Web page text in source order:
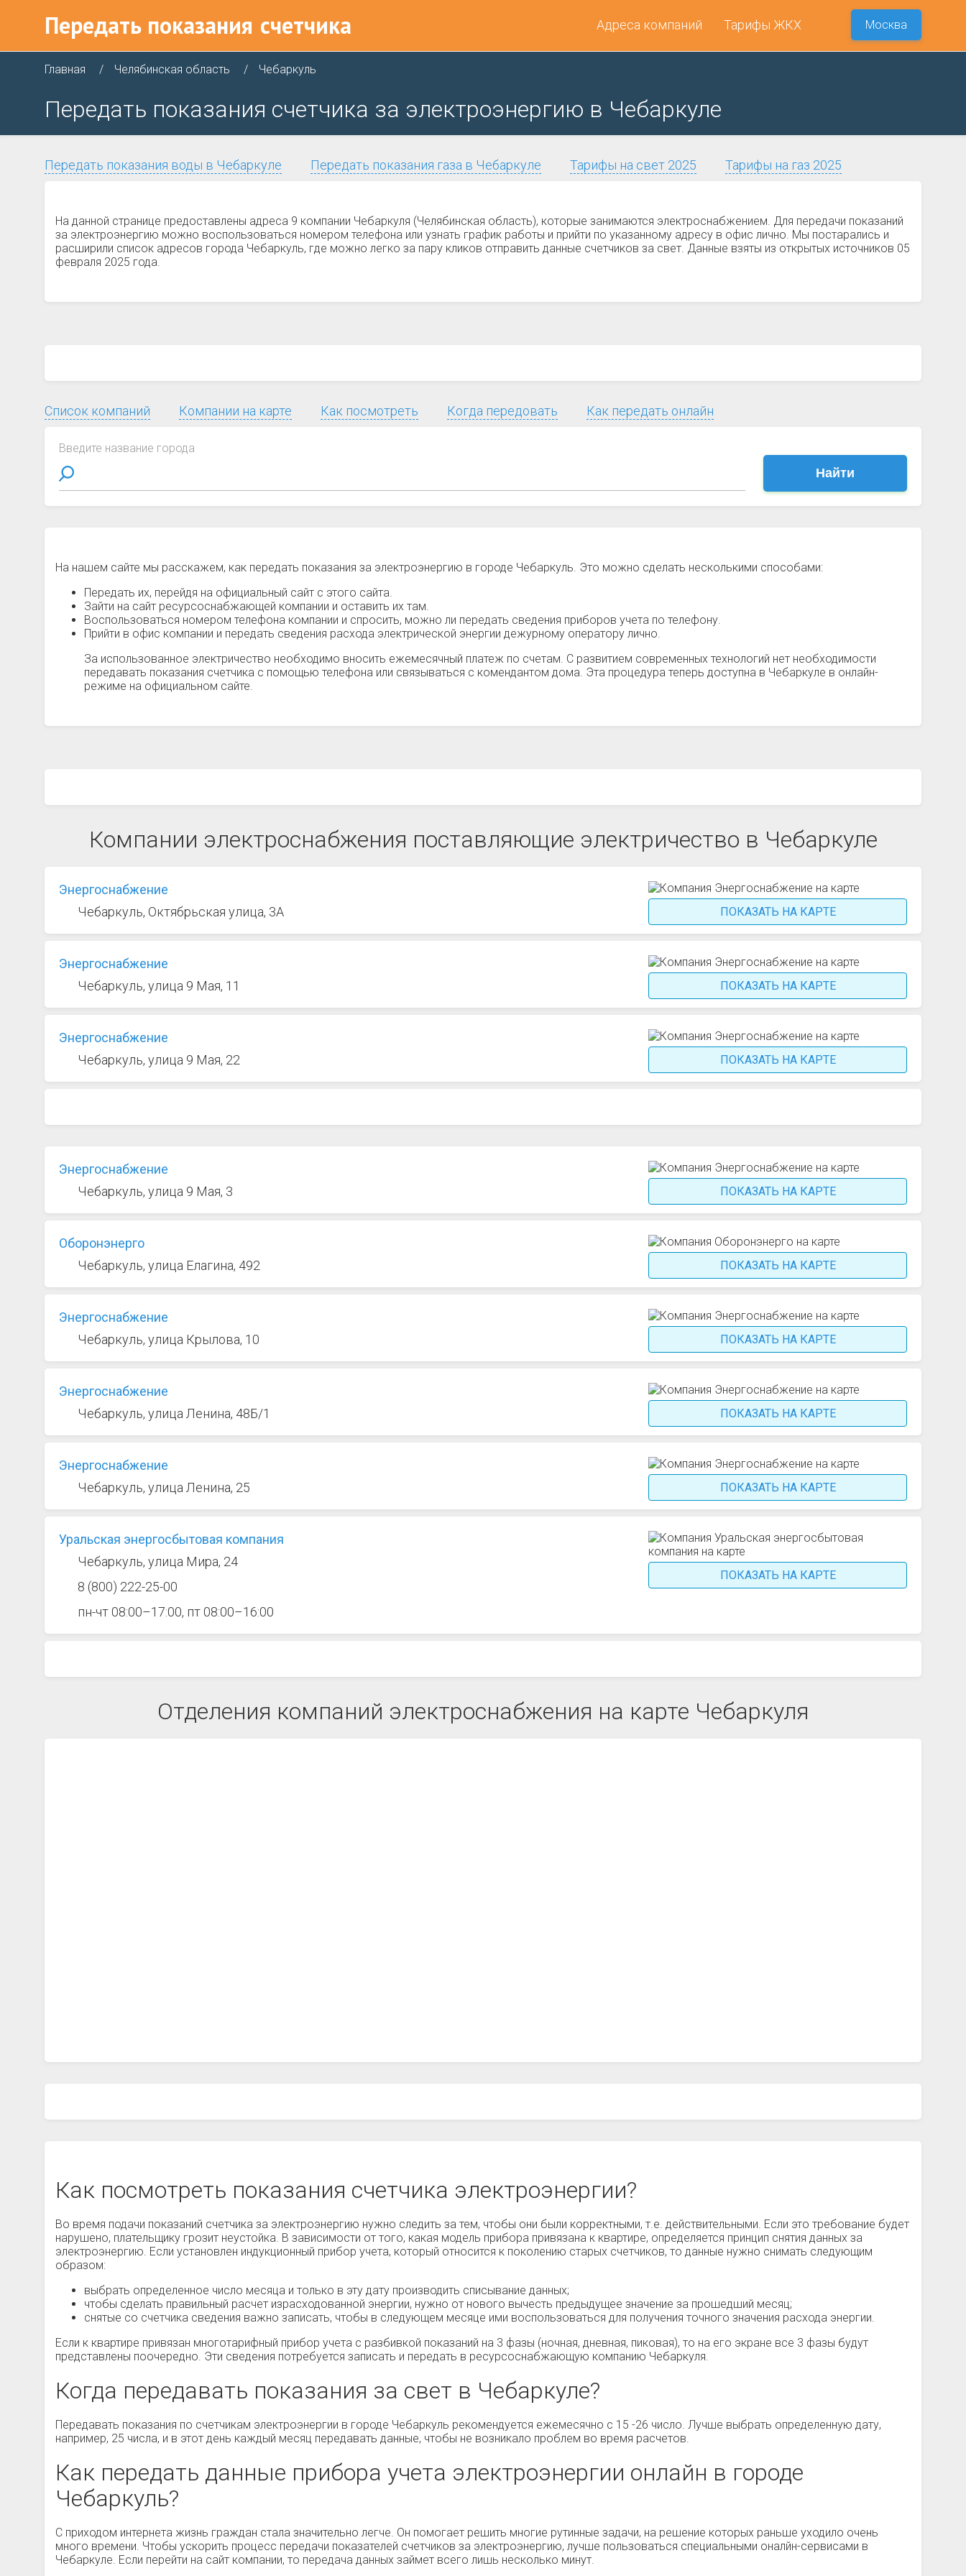
Передать показания счетчика Адреса компаний Тарифы ЖКХ Москва
Главная Челябинская область Чебаркуль
Передать показания счетчика за электроэнергию в Чебаркуле
Передать показания воды в Чебаркуле Передать показания газа в Чебаркуле Тарифы на свет 2025 Тарифы на газ 2025
На данной странице предоставлены адреса 9 компании Чебаркуля (Челябинская область), которые занимаются электроснабжением. Для передачи показаний
за электроэнергию можно воспользоваться номером телефона или узнать график работы и прийти по указанному адресу в офис лично. Мы постарались и
расширили список адресов города Чебаркуль, где можно легко за пару кликов отправить данные счетчиков за свет. Данные взяты из открытых источников 05
февраля 2025 года.
Список компаний Компании на карте Как посмотреть Когда передовать Как передать онлайн
Введите название города
Найти
На нашем сайте мы расскажем, как передать показания за электроэнергию в городе Чебаркуль. Это можно сделать несколькими способами:
Передать их, перейдя на официальный сайт с этого сайта.
Зайти на сайт ресурсоснабжающей компании и оставить их там.
Воспользоваться номером телефона компании и спросить, можно ли передать сведения приборов учета по телефону.
Прийти в офис компании и передать сведения расхода электрической энергии дежурному оператору лично.
За использованное электричество необходимо вносить ежемесячный платеж по счетам. С развитием современных технологий нет необходимости
передавать показания счетчика с помощью телефона или связываться с комендантом дома. Эта процедура теперь доступна в Чебаркуле в онлайн-
режиме на официальном сайте.
Компании электроснабжения поставляющие электричество в Чебаркуле
Энергоснабжение
Чебаркуль, Октябрьская улица, 3А
ПОКАЗАТЬ НА КАРТЕ
Энергоснабжение
Чебаркуль, улица 9 Мая, 11
ПОКАЗАТЬ НА КАРТЕ
Энергоснабжение
Чебаркуль, улица 9 Мая, 22
ПОКАЗАТЬ НА КАРТЕ
Энергоснабжение
Чебаркуль, улица 9 Мая, 3
ПОКАЗАТЬ НА КАРТЕ
Оборонэнерго
Чебаркуль, улица Елагина, 492
ПОКАЗАТЬ НА КАРТЕ
Энергоснабжение
Чебаркуль, улица Крылова, 10
ПОКАЗАТЬ НА КАРТЕ
Энергоснабжение
Чебаркуль, улица Ленина, 48Б/1
ПОКАЗАТЬ НА КАРТЕ
Энергоснабжение
Чебаркуль, улица Ленина, 25
ПОКАЗАТЬ НА КАРТЕ
Уральская энергосбытовая компания
Чебаркуль, улица Мира, 24
8 (800) 222-25-00
пн-чт 08:00–17:00, пт 08:00–16:00
ПОКАЗАТЬ НА КАРТЕ
Отделения компаний электроснабжения на карте Чебаркуля
Как посмотреть показания счетчика электроэнергии?
Во время подачи показаний счетчика за электроэнергию нужно следить за тем, чтобы они были корректными, т.е. действительными. Если это требование будет
нарушено, плательщику грозит неустойка. В зависимости от того, какая модель прибора привязана к квартире, определяется принцип снятия данных за
электроэнергию. Если установлен индукционный прибор учета, который относится к поколению старых счетчиков, то данные нужно снимать следующим
образом:
выбрать определенное число месяца и только в эту дату производить списывание данных;
чтобы сделать правильный расчет израсходованной энергии, нужно от нового вычесть предыдущее значение за прошедший месяц;
снятые со счетчика сведения важно записать, чтобы в следующем месяце ими воспользоваться для получения точного значения расхода энергии.
Если к квартире привязан многотарифный прибор учета с разбивкой показаний на 3 фазы (ночная, дневная, пиковая), то на его экране все 3 фазы будут
представлены поочередно. Эти сведения потребуется записать и передать в ресурсоснабжающую компанию Чебаркуля.
Когда передавать показания за свет в Чебаркуле?
Передавать показания по счетчикам электроэнергии в городе Чебаркуль рекомендуется ежемесячно с 15 -26 число. Лучше выбрать определенную дату,
например, 25 числа, и в этот день каждый месяц передавать данные, чтобы не возникало проблем во время расчетов.
Как передать данные прибора учета электроэнергии онлайн в городе
Чебаркуль?
С приходом интернета жизнь граждан стала значительно легче. Он помогает решить многие рутинные задачи, на решение которых раньше уходило очень
много времени. Чтобы ускорить процесс передачи показателей счетчиков за электроэнергию, лучше пользоваться специальными оналйн-сервисами в
Чебаркуле. Если перейти на сайт компании, то передача данных займет всего лишь несколько минут.